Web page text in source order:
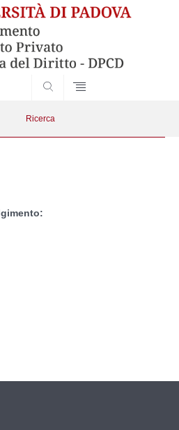
Ricerca